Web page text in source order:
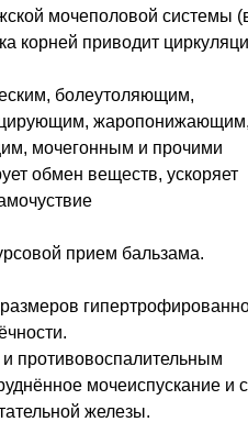
мочеполовой системы
корней приводит
болеутоляющим,
жаропонижающим,
мочегонным и прочими
обмен веществ, ускоряет
прием бальзама.
мочеиспускание и
железы.